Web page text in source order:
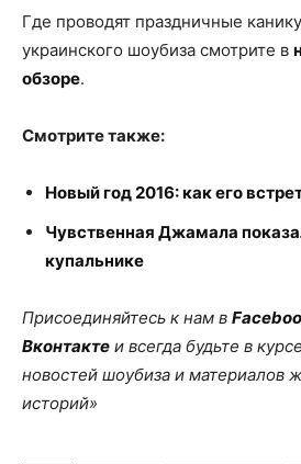
Где проводят праздничные
украинского шоубиза смотрите в
обзоре.
Смотрите также:
Новый год 2016: как его
Чувственная Джамала
купальнике
Присоединяйтесь к нам в
Вконтакте и всегда будьте в
новостей шоубиза и материалов
историй»